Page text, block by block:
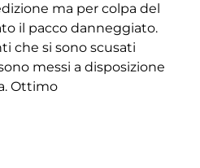
ma per colpa del
il pacco danneggiato.
che si sono scusati
messi a disposizione
Ottimo